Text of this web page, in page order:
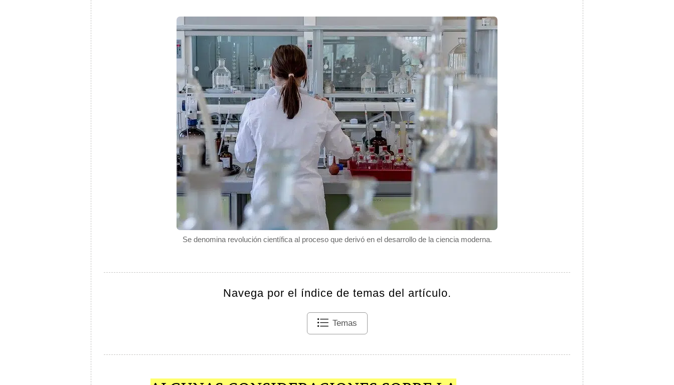
Se denomina revolución científica al proceso que derivó en el desarrollo de la ciencia moderna.
Navega por el índice de temas del artículo.
Temas